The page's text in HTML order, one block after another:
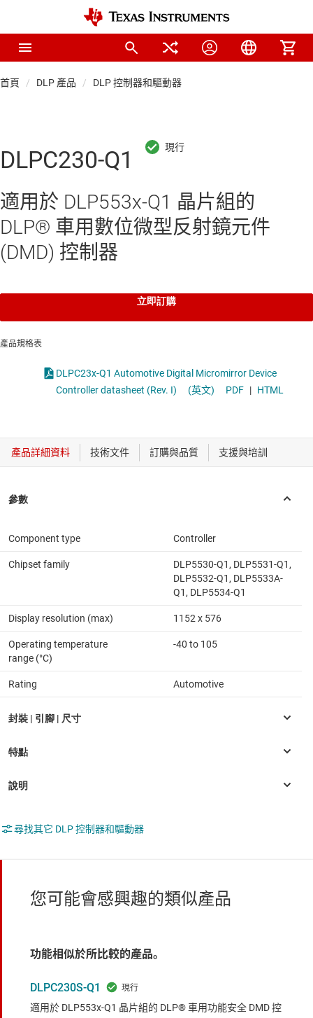
首頁 DLP 產品 DLP 控制器和驅動器
DLPC230-Q1
適用於 DLP553x-Q1 晶片組的
DLP® 車用數位微型反射鏡元件
(DMD) 控制器
立即訂購
產品規格表
DLPC23x-Q1 Automotive Digital Micromirror Device
Controller datasheet (Rev. I)
(英文) PDF | HTML
Component type Controller
Chipset family
DLP5530-Q1, DLP5531-Q1,
DLP5532-Q1, DLP5533A-
Q1, DLP5534-Q1
Display resolution (max) 1152 x 576
Operating temperature
range (°C)
-40 to 105
Rating Automotive
尋找其它 DLP 控制器和驅動器
您可能會感興趣的類似產品
功能相似於所比較的產品。
DLPC230S-Q1
適用於 DLP553x-Q1 晶片組的 DLP® 車用功能安全 DMD 控